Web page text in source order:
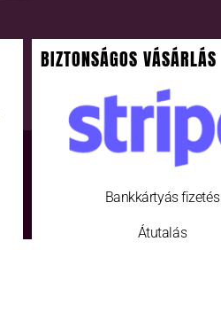
BIZTONSÁGOS VÁSÁRLÁS
Bankkártyás fizetés
Átutalás